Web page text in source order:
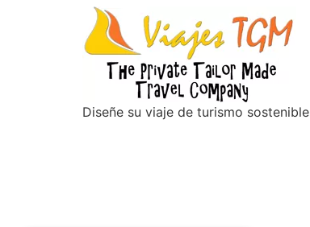
Diseñe su viaje de turismo sostenible